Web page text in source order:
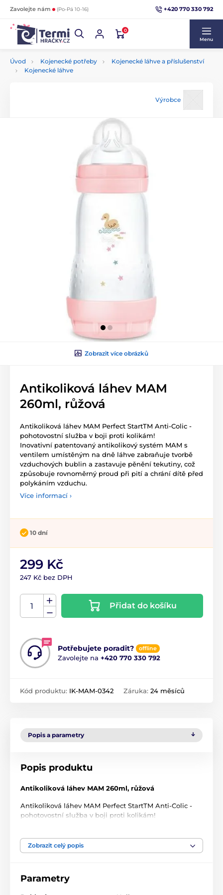
Zavolejte nám (Po-Pá 10-16) +420 770 330 792
0
Menu
Úvod Kojenecké potřeby
Kojenecké láhve a příslušenství
Kojenecké láhve
Výrobce
Zobrazit více obrázků
Antikoliková láhev MAM
260ml, růžová
Antikoliková láhev MAM Perfect StartTM Anti-Colic -
pohotovostní služba v boji proti kolikám!
Inovativní patentovaný antikolikový systém MAM s
ventilem umístěným na dně láhve zabraňuje tvorbě
vzduchových bublin a zastavuje pěnění tekutiny, což
způsobuje rovnoměrný proud při pití a chrání dítě před
polykáním vzduchu.
Více informací ›
10 dní
299 Kč
247 Kč bez DPH
Přidat do košíku
Potřebujete poradit? offline
Zavolejte na +420 770 330 792
Kód produktu: IK-MAM-0342 Záruka: 24 měsíců
Popis a parametry
Popis produktu
Antikoliková láhev MAM 260ml, růžová
Antikoliková láhev MAM Perfect StartTM Anti-Colic -
pohotovostní služba v boji proti kolikám!
vzduchových bublin a zastavuje pěnění tekutiny, což
způsobuje rovnoměrný proud při pití a chrání dítě
Zobrazit celý popis
Parametry